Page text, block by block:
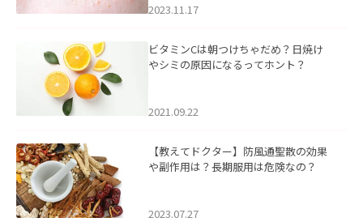
2023.11.17
ビタミンCは朝つけちゃだめ？日焼け
やシミの原因になるってホント？
2021.09.22
【教えてドクター】防風通聖散の効果
や副作用は？長期服用は危険なの？
2023.07.27